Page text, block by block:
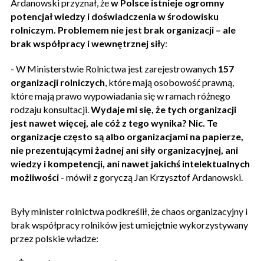
Ardanowski przyznał, żew Polsce istnieje ogromny
potencjał wiedzy i doświadczenia w środowisku
rolniczym. Problemem nie jest brak organizacji – ale
brak współpracy i wewnętrznej siły:
- W Ministerstwie Rolnictwa jest zarejestrowanych 157
organizacji rolniczych, które mają osobowość prawną,
które mają prawo wypowiadania się w ramach różnego
rodzaju konsultacji.Wydaje mi się, że tych organizacji
jest nawet więcej, ale cóż z tego wynika? Nic. Te
organizacje często są albo organizacjami na papierze,
nie prezentującymi żadnej ani siły organizacyjnej, ani
wiedzy i kompetencji, ani nawet jakichś intelektualnych
możliwości - mówił z goryczą Jan Krzysztof Ardanowski.
Były minister rolnictwa podkreślił, że chaos organizacyjny i
brak współpracy rolników jest umiejętnie wykorzystywany
przez polskie władze: